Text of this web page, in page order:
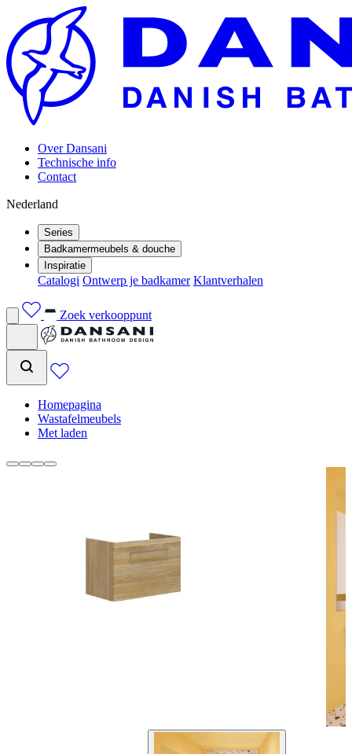
Over Dansani
Technische info
Contact
Nederland
Series
Badkamermeubels & douche
Inspiratie
Catalogi Ontwerp je badkamer Klantverhalen
Zoek verkooppunt
Homepagina
Wastafelmeubels
Met laden